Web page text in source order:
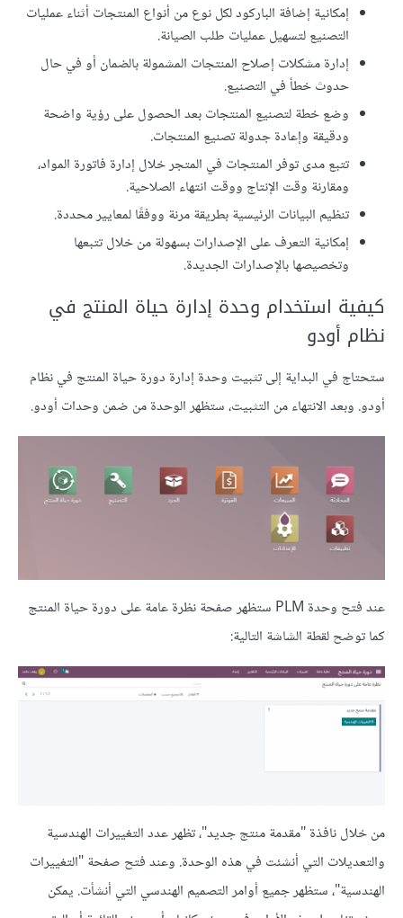
إمكانية إضافة الباركود لكل نوع من أنواع المنتجات أثناء عمليات
التصنيع لتسهيل عمليات طلب الصيانة.
إدارة مشكلات إصلاح المنتجات المشمولة بالضمان أو في حال
حدوث خطأ في التصنيع.
وضع خطة لتصنيع المنتجات بعد الحصول على رؤية واضحة
ودقيقة وإعادة جدولة تصنيع المنتجات.
تتبع مدى توفر المنتجات في المتجر خلال إدارة فاتورة المواد،
ومقارنة وقت الإنتاج ووقت انتهاء الصلاحية.
تنظيم البيانات الرئيسية بطريقة مرنة ووفقًا لمعايير محددة.
إمكانية التعرف على الإصدارات بسهولة من خلال تتبعها
وتخصيصها بالإصدارات الجديدة.
كيفية استخدام وحدة إدارة حياة المنتج في
نظام أودو
ستحتاج في البداية إلى تثبيت وحدة إدارة دورة حياة المنتج في نظام
أودو. وبعد الانتهاء من التثبيت، ستظهر الوحدة من ضمن وحدات أودو.
عند فتح وحدة PLM ستظهر صفحة نظرة عامة على دورة حياة المنتج
كما توضح لقطة الشاشة التالية:
من خلال نافذة "مقدمة منتج جديد"، تظهر عدد التغييرات الهندسية
والتعديلات التي أنشئت في هذه الوحدة. وعند فتح صفحة "التغييرات
الهندسية"، ستظهر جميع أوامر التصميم الهندسي التي أنشأت. يمكن